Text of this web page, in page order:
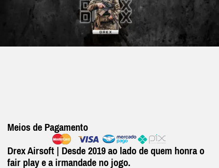
Meios de Pagamento
Drex Airsoft | Desde 2019 ao lado de quem honra o
fair play e a irmandade no jogo.